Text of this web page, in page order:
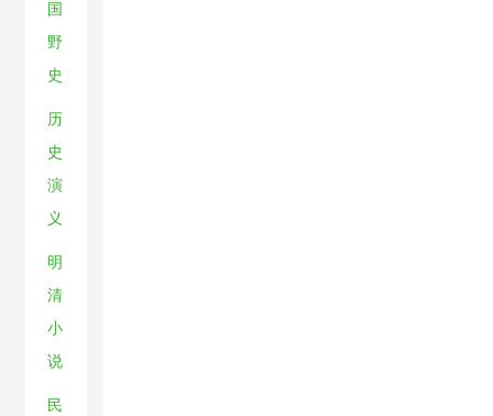
国
野
史
历
史
演
义
明
清
小
说
民